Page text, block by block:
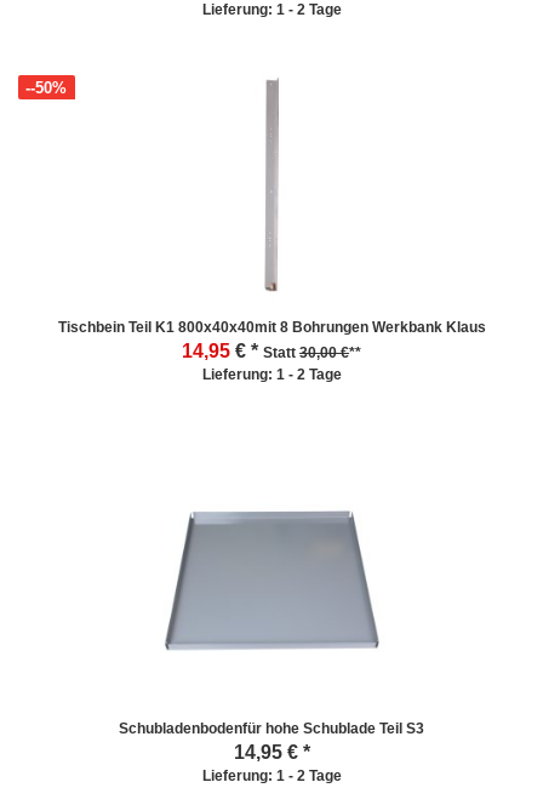
Lieferung: 1 - 2 Tage
Tischbein Teil K1 800x40x40mit 8 Bohrungen Werkbank Klaus
14,95
--50%
€ * Statt 30,00 €**
Lieferung: 1 - 2 Tage
Schubladenbodenfür hohe Schublade Teil S3
14,95€ *
Lieferung: 1 - 2 Tage